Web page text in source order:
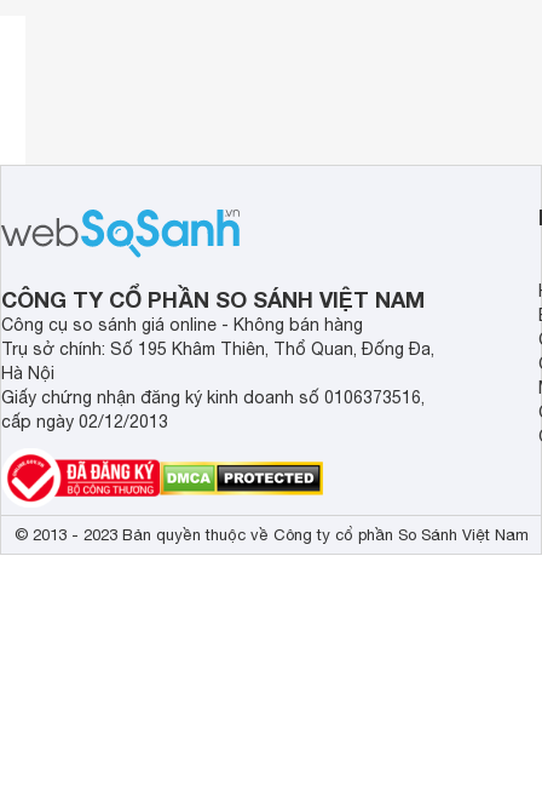
CÔNG TY CỔ PHẦN SO SÁNH VIỆT NAM
Công cụ so sánh giá online - Không bán hàng
Trụ sở chính: Số 195 Khâm Thiên, Thổ Quan, Đống Đa,
Hà Nội
Giấy chứng nhận đăng ký kinh doanh số 0106373516,
cấp ngày 02/12/2013
© 2013 - 2023 Bản quyền thuộc về Công ty cổ phần So Sánh Việt Nam